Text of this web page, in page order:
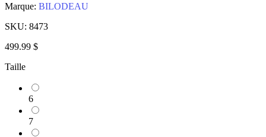
Marque: BILODEAU
SKU: 8473
499.99 $
Taille
6
7